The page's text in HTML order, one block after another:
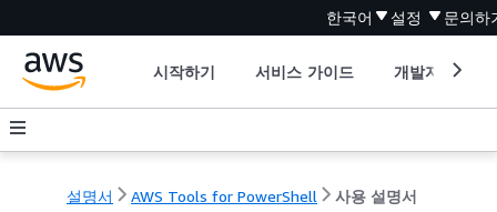
한국어 설정 문의하
시작하기 서비스 가이드 개발자 도구
설명서 AWS Tools for PowerShell 사용 설명서